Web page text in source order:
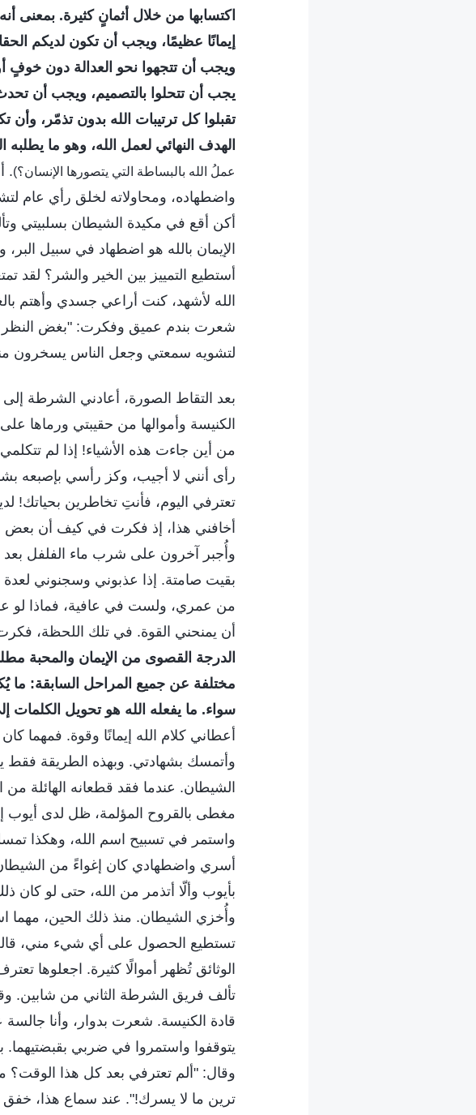
اكتسابها من خلال أثمانٍ كثيرة. بمعنى
إيمانًا عظيمًا، ويجب أن تكون لديكم
ويجب أن تتجهوا نحو العدالة دون
يجب أن تتحلوا بالتصميم، ويجب أن
تقبلوا كل ترتيبات الله بدون تذمّر،
الهدف النهائي لعمل الله، وهو ما
عملُ الله بالبساطة التي يتصورها الإنسان؟).
واضطهاده، ومحاولاته لخلق رأي عام
أكن أقع في مكيدة الشيطان بسلبيتي
الإيمان بالله هو اضطهاد في سبيل
أستطيع التمييز بين الخير والشر؟ لقد
الله لأشهد، كنت أراعي جسدي وأهتم
شعرت بندم عميق وفكرت: "بغض النظر
لتشويه سمعتي وجعل الناس يسخرون
بعد التقاط الصورة، أعادني الشرطة
الكنيسة وأموالها من حقيبتي ورماها
من أين جاءت هذه الأشياء! إذا لم
رأى أنني لا أجيب، وكز رأسي بإصبعه
تعترفي اليوم، فأنتِ تخاطرين
أخافني هذا، إذ فكرت في كيف أن بعض
وأُجبر آخرون على شرب ماء الفلفل بعد
بقيت صامتة. إذا عذبوني وسجنوني
من عمري، ولست في عافية، فماذا لو
أن يمنحني القوة. في تلك اللحظة،
الدرجة القصوى من الإيمان والمحبة
مختلفة عن جميع المراحل السابقة: ما
سواء. ما يفعله الله هو تحويل الكلمات
أعطاني كلام الله إيمانًا وقوة. فمهما
وأتمسك بشهادتي. وبهذه الطريقة فقط
الشيطان. عندما فقد قطعانه الهائلة من
مغطى بالقروح المؤلمة، ظل لدى أيوب
واستمر في تسبيح اسم الله، وهكذا
أسري واضطهادي كان إغواءً من
بأيوب وألّا أتذمر من الله، حتى لو
وأُخزي الشيطان. منذ ذلك الحين، مهما
تستطيع الحصول على أي شيء مني، قالت
الوثائق تُظهر أموالًا كثيرة. اجعلوها
تألف فريق الشرطة الثاني من شابين.
قادة الكنيسة. شعرت بدوار، وأنا
يتوقفوا واستمروا في ضربي
وقال: "ألم تعترفي بعد كل هذا الوقت؟
ترين ما لا يسرك!". عند سماع هذا، خفق